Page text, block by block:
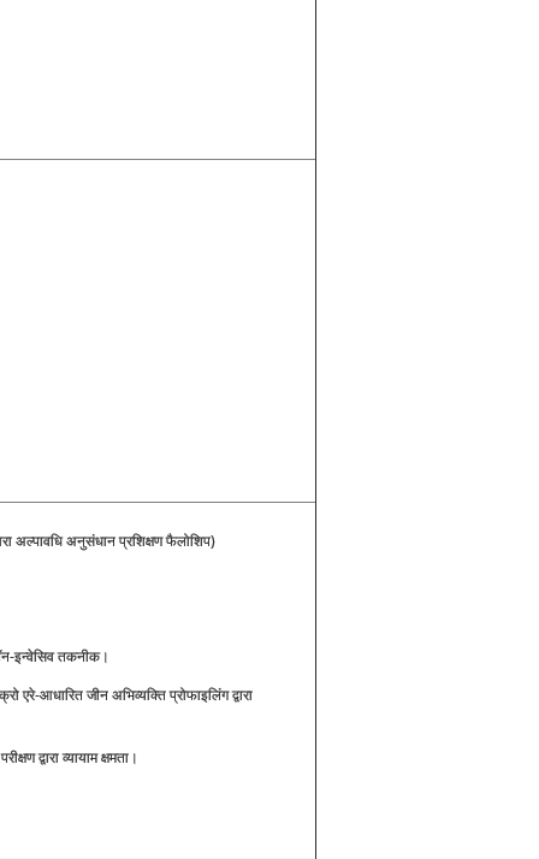
अल्पावधि अनुसंधान प्रशिक्षण फैलोशिप)
इन्वेसिव तकनीक।
आधारित जीन अभिव्यक्ति प्रोफाइलिंग द्वारा
द्वारा व्यायाम क्षमता।